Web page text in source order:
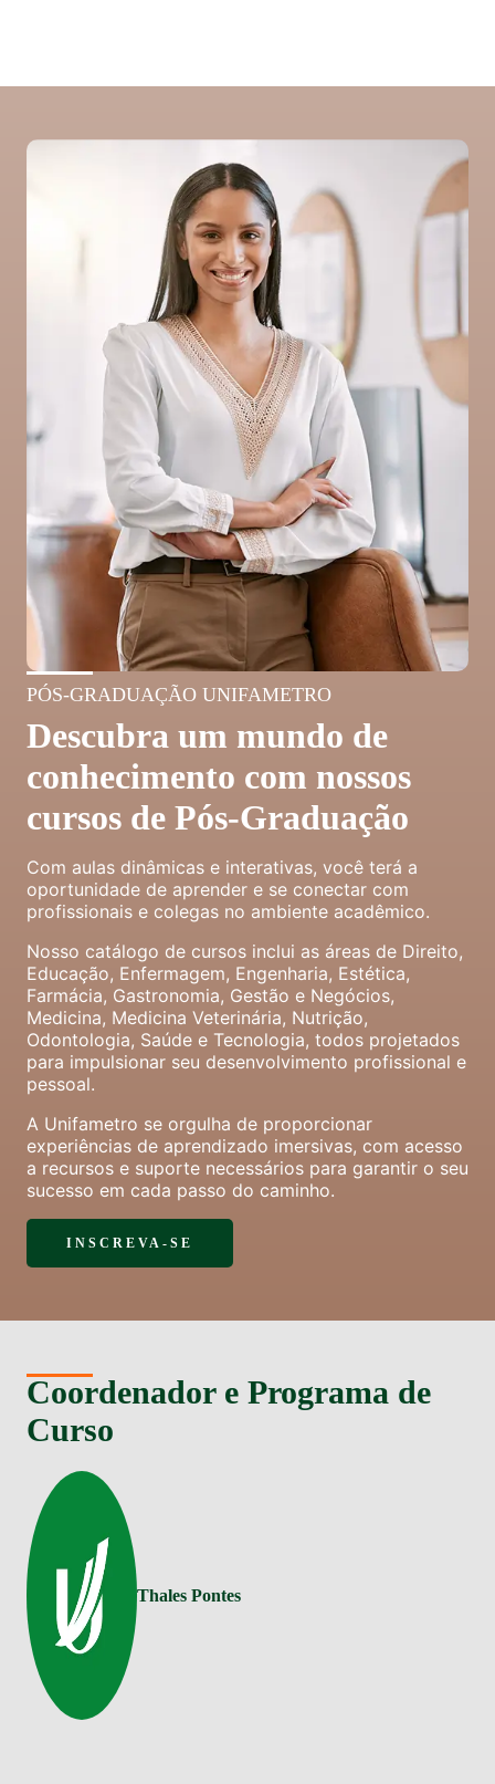
PÓS-GRADUAÇÃO UNIFAMETRO
Descubra um mundo de
conhecimento com nossos
cursos de Pós-Graduação
Com aulas dinâmicas e interativas, você terá a
oportunidade de aprender e se conectar com
profissionais e colegas no ambiente acadêmico.
Nosso catálogo de cursos inclui as áreas de Direito,
Educação, Enfermagem, Engenharia, Estética,
Farmácia, Gastronomia, Gestão e Negócios,
Medicina, Medicina Veterinária, Nutrição,
Odontologia, Saúde e Tecnologia, todos projetados
para impulsionar seu desenvolvimento profissional e
pessoal.
A Unifametro se orgulha de proporcionar
experiências de aprendizado imersivas, com acesso
a recursos e suporte necessários para garantir o seu
sucesso em cada passo do caminho.
INSCREVA-SE
Coordenador e Programa de
Curso
Thales Pontes